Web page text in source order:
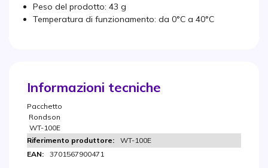
Peso del prodotto: 43 g
Temperatura di funzionamento: da 0°C a 40°C
Informazioni tecniche
Pacchetto
Rondson
WT-100E
WT-100E
3701567900471